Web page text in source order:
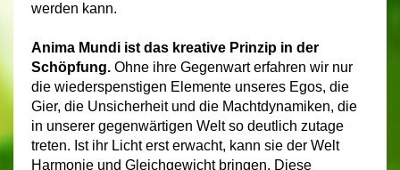
werden kann.
Anima Mundi ist das kreative Prinzip in der
Schöpfung. Ohne ihre Gegenwart erfahren wir nur
die wiederspenstigen Elemente unseres Egos, die
Gier, die Unsicherheit und die Machtdynamiken, die
in unserer gegenwärtigen Welt so deutlich zutage
treten. Ist ihr Licht erst erwacht, kann sie der Welt
Harmonie und Gleichgewicht bringen. Diese